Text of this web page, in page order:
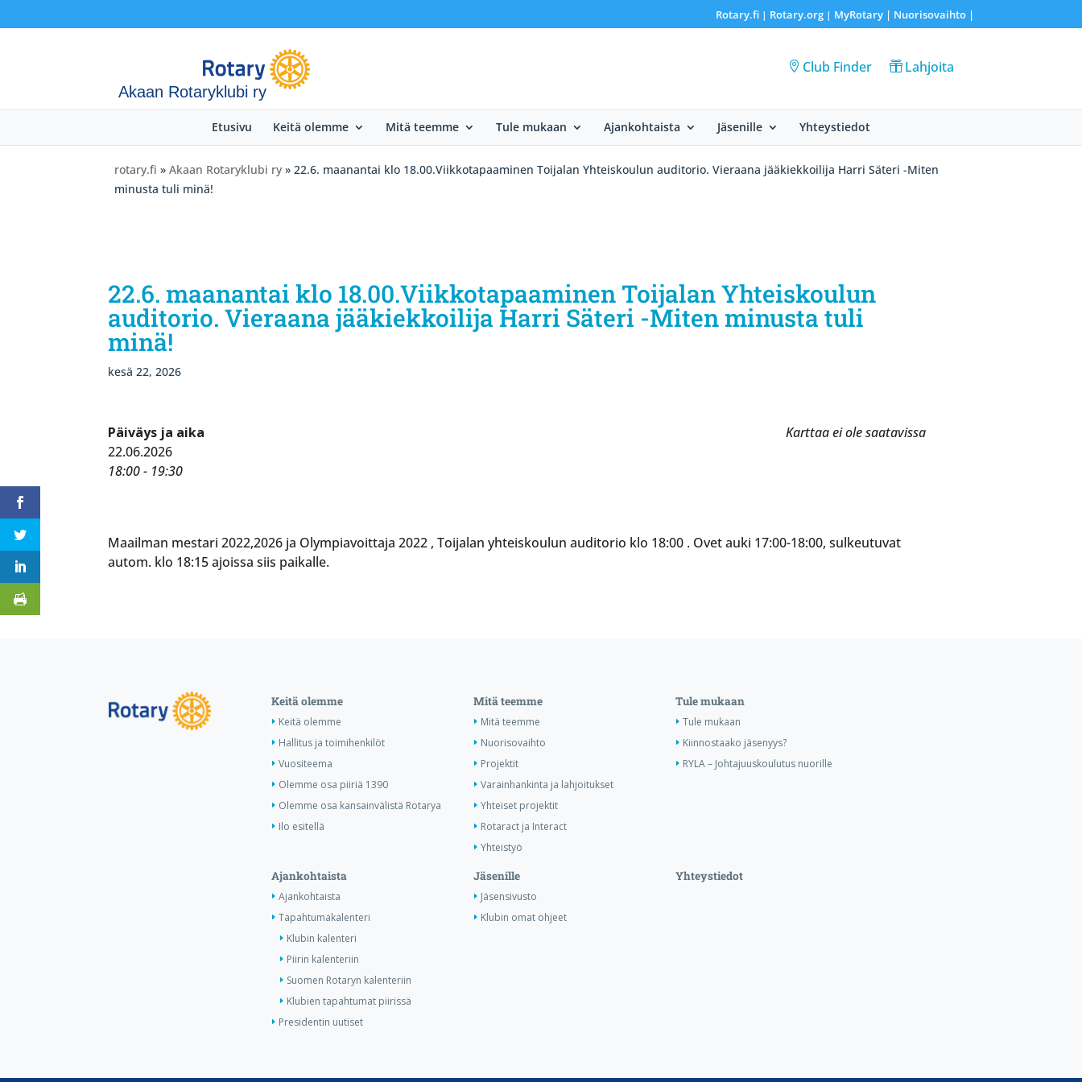
Rotary.fi| Rotary.org| MyRotary | Nuorisovaihto|
Akaan Rotaryklubi ry
Club Finder Lahjoita
Etusivu Keitä olemme Mitä teemme Tule mukaan Ajankohtaista Jäsenille Yhteystiedot
rotary.fi » Akaan Rotaryklubi ry » 22.6. maanantai klo 18.00.Viikkotapaaminen Toijalan Yhteiskoulun auditorio. Vieraana jääkiekkoilija Harri Säteri -Miten
minusta tuli minä!
22.6. maanantai klo 18.00.Viikkotapaaminen Toijalan Yhteiskoulun
auditorio. Vieraana jääkiekkoilija Harri Säteri -Miten minusta tuli
minä!
kesä 22, 2026
Karttaa ei ole saatavissa
Päiväys ja aika
22.06.2026
18:00 - 19:30
Maailman mestari 2022,2026 ja Olympiavoittaja 2022 , Toijalan yhteiskoulun auditorio klo 18:00 . Ovet auki 17:00-18:00, sulkeutuvat
autom. klo 18:15 ajoissa siis paikalle.
Keitä olemme
Keitä olemme
Hallitus ja toimihenkilöt
Vuositeema
Olemme osa piiriä 1390
Olemme osa kansainvälistä Rotarya
Ilo esitellä
Mitä teemme
Mitä teemme
Nuorisovaihto
Projektit
Varainhankinta ja lahjoitukset
Yhteiset projektit
Rotaract ja Interact
Yhteistyö
Tule mukaan
Tule mukaan
Kiinnostaako jäsenyys?
RYLA – Johtajuuskoulutus nuorille
Ajankohtaista
Ajankohtaista
Tapahtumakalenteri
Klubin kalenteri
Piirin kalenteriin
Suomen Rotaryn kalenteriin
Klubien tapahtumat piirissä
Presidentin uutiset
Jäsenille
Jäsensivusto
Klubin omat ohjeet
Yhteystiedot